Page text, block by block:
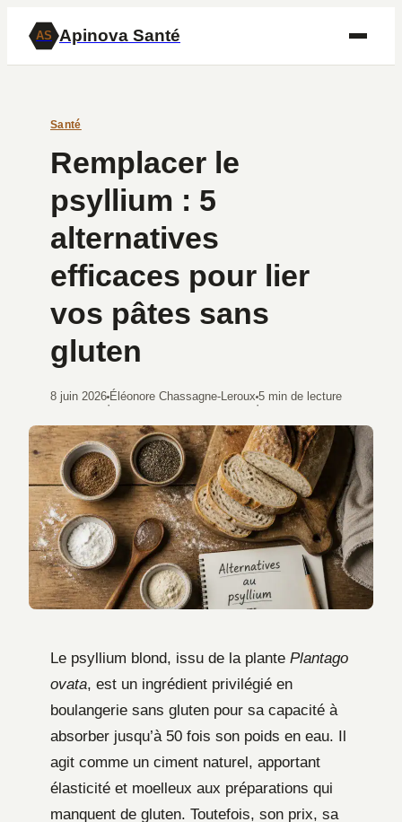
AS Apinova Santé
Santé
Remplacer le
psyllium : 5
alternatives
efficaces pour lier
vos pâtes sans
gluten
8 juin 2026
·
Éléonore Chassagne-Leroux
·
5 min de lecture
Le psyllium blond, issu de la plante Plantago
ovata, est un ingrédient privilégié en
boulangerie sans gluten pour sa capacité à
absorber jusqu’à 50 fois son poids en eau. Il
agit comme un ciment naturel, apportant
élasticité et moelleux aux préparations qui
manquent de gluten. Toutefois, son prix, sa